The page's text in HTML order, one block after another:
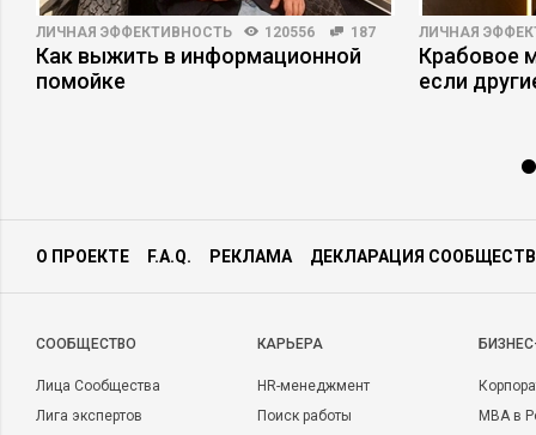
ЛИЧНАЯ ЭФФЕКТИВНОСТЬ 120556 187
Как выжить в информационной
помойке
ЛИЧНАЯ
Крабовое
если
О ПРОЕКТЕ F.A.Q. РЕКЛАМА ДЕКЛАРАЦИЯ
CООБЩЕСТВО
Лица Сообщества
Лига экспертов
КАРЬЕРА
HR-менеджмент
Поиск работы
MBA в